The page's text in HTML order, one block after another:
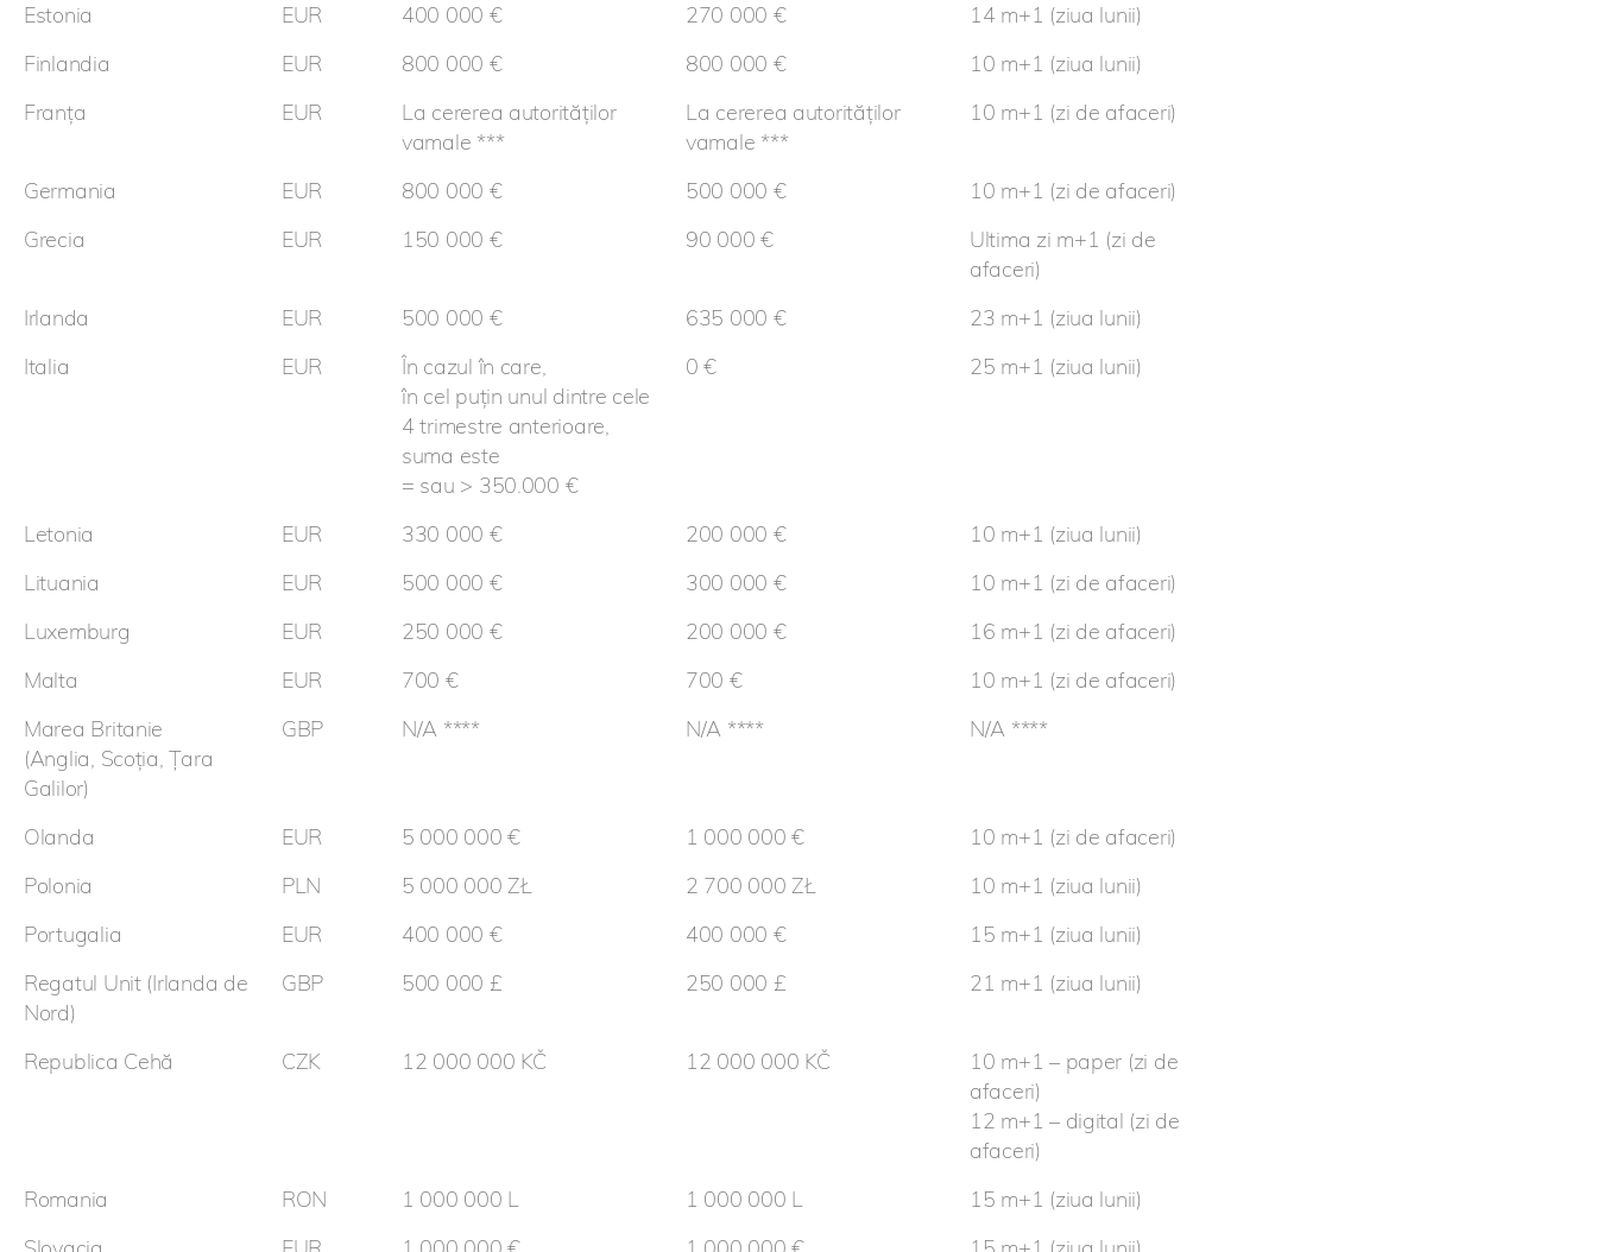
Estonia
EUR 400 000 € 270 000 €
14 m+1 (ziua lunii)
Finlandia
EUR 800 000 € 800 000 €
10 m+1 (ziua lunii)
Franța
EUR
La cererea autorităților
vamale ***
La cererea autorităților
vamale ***
10 m+1 (zi de afaceri)
Germania EUR 800 000 € 500 000 €
10 m+1 (zi de afaceri)
Grecia
EUR 150 000 € 90 000 €
Ultima zi m+1 (zi de
afaceri)
Irlanda
EUR 500 000 € 635 000 €
23 m+1 (ziua lunii)
Italia
EUR
În cazul în care,
în cel puțin unul dintre cele
4 trimestre anterioare,
suma este
= sau > 350.000 €
0 € 25 m+1 (ziua lunii)
Letonia EUR 330 000 € 200 000 €
10 m+1 (ziua lunii)
Lituania
EUR 500 000 € 300 000 €
10 m+1 (zi de afaceri)
Luxemburg
EUR 250 000 € 200 000 €
16 m+1 (zi de afaceri)
Malta
EUR 700 € 700 €
10 m+1 (zi de afaceri)
Marea Britanie
(Anglia, Scoția, Țara
Galilor)
GBP N/A **** N/A **** N/A ****
Olanda EUR 5 000 000 € 1 000 000 €
10 m+1 (zi de afaceri)
Polonia
PLN 5 000 000 ZŁ 2 700 000 ZŁ
10 m+1 (ziua lunii)
Portugalia
EUR 400 000 € 400 000 €
15 m+1 (ziua lunii)
Regatul Unit (Irlanda de
Nord)
GBP 500 000 £ 250 000 £ 21 m+1 (ziua lunii)
Republica Cehă CZK 12 000 000 KČ 12 000 000 KČ
10 m+1 – paper (zi de
afaceri)
12 m+1 – digital (zi de
afaceri)
Romania
RON 1 000 000 L 1 000 000 L
15 m+1 (ziua lunii)